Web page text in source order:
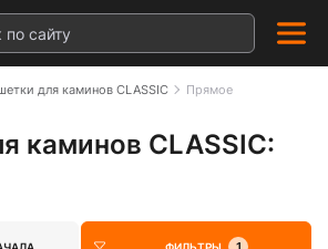
для каминов CLASSIC Прямое
каминов CLASSIC: